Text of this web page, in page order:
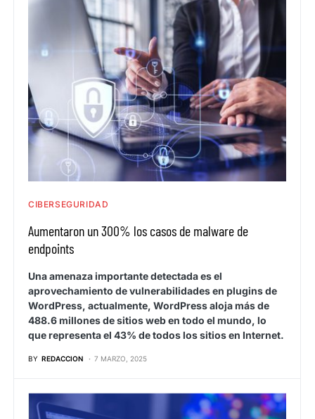
CIBERSEGURIDAD
Aumentaron un 300% los casos de malware de
endpoints
Una amenaza importante detectada es el
aprovechamiento de vulnerabilidades en plugins de
WordPress, actualmente, WordPress aloja más de
488.6 millones de sitios web en todo el mundo, lo
que representa el 43% de todos los sitios en Internet.
BY REDACCION 7 MARZO, 2025